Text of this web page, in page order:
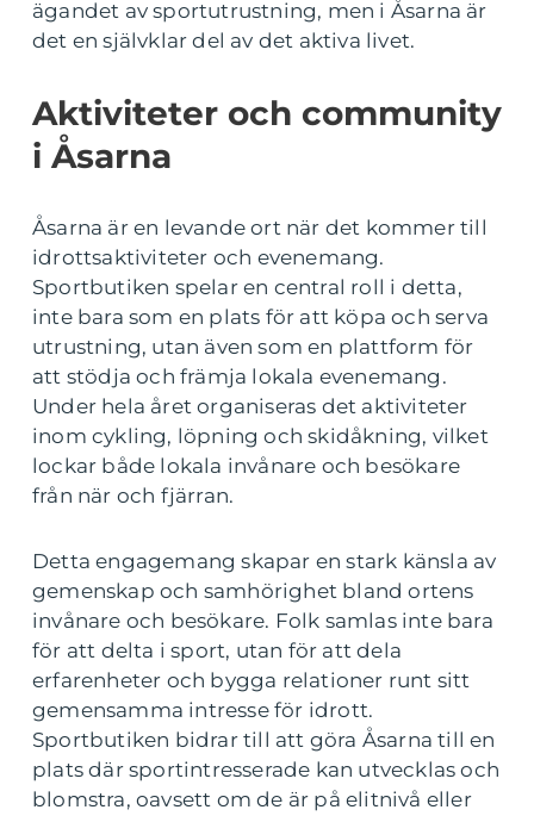
ägandet av sportutrustning, men i Åsarna är
det en självklar del av det aktiva livet.
Aktiviteter och community
i Åsarna
Åsarna är en levande ort när det kommer till
idrottsaktiviteter och evenemang.
Sportbutiken spelar en central roll i detta,
inte bara som en plats för att köpa och serva
utrustning, utan även som en plattform för
att stödja och främja lokala evenemang.
Under hela året organiseras det aktiviteter
inom cykling, löpning och skidåkning, vilket
lockar både lokala invånare och besökare
från när och fjärran.
Detta engagemang skapar en stark känsla av
gemenskap och samhörighet bland ortens
invånare och besökare. Folk samlas inte bara
för att delta i sport, utan för att dela
erfarenheter och bygga relationer runt sitt
gemensamma intresse för idrott.
Sportbutiken bidrar till att göra Åsarna till en
plats där sportintresserade kan utvecklas och
blomstra, oavsett om de är på elitnivå eller